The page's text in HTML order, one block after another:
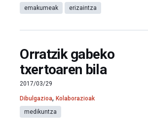
emakumeak
erizaintza
Orratzik gabeko
txertoaren bila
2017/03/29
Dibulgazioa,Kolaborazioak
medikuntza